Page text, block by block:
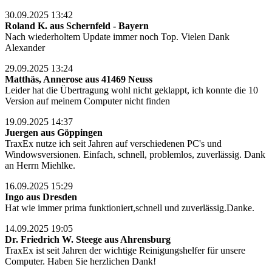
30.09.2025 13:42
Roland K. aus Schernfeld - Bayern
Nach wiederholtem Update immer noch Top. Vielen Dank
Alexander
29.09.2025 13:24
Matthäs, Annerose aus 41469 Neuss
Leider hat die Übertragung wohl nicht geklappt, ich konnte die 10
Version auf meinem Computer nicht finden
19.09.2025 14:37
Juergen aus Göppingen
TraxEx nutze ich seit Jahren auf verschiedenen PC's und
Windowsversionen. Einfach, schnell, problemlos, zuverlässig. Dank
an Herrn Miehlke.
16.09.2025 15:29
Ingo aus Dresden
Hat wie immer prima funktioniert,schnell und zuverlässig.Danke.
14.09.2025 19:05
Dr. Friedrich W. Steege aus Ahrensburg
TraxEx ist seit Jahren der wichtige Reinigungshelfer für unsere
Computer. Haben Sie herzlichen Dank!